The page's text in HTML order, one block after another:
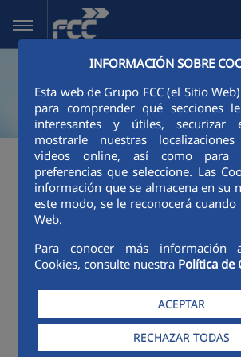
Saltar al contenido principal
INFORMACIÓN SOBRE
Esta web de Grupo FCC (el Sitio
para comprender qué secciones
interesantes y útiles, securizar
mostrarle nuestras
videos online, así como para
preferencias que seleccione. Las
información que se almacena en su
este modo, se le reconocerá cuando
Web.
Para conocer más información
Cookies, consulte nuestra Política de
ACEPTAR
RECHAZAR TODAS
FCC Sostenibilidad
Buen gobierno
Modelo de Cumplimiento
Modelo de
Cumplimiento